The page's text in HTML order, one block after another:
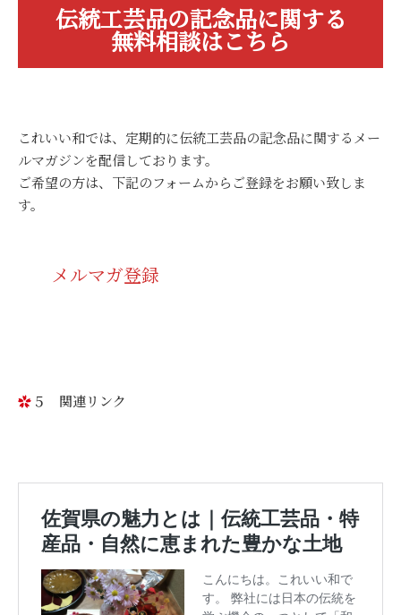
伝統工芸品の記念品に関する
無料相談はこちら
これいい和では、定期的に伝統工芸品の記念品に関するメー
ルマガジンを配信しております。
ご希望の方は、下記のフォームからご登録をお願い致しま
す。
メルマガ登録
５ 関連リンク